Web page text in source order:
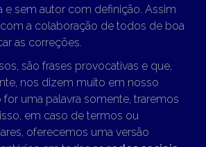
e sem autor com definição. Assim
a colaboração de todos de boa
as correções.
são frases provocativas e que,
nos dizem muito em nosso
uma palavra somente, traremos
em caso de termos ou
oferecemos uma versão